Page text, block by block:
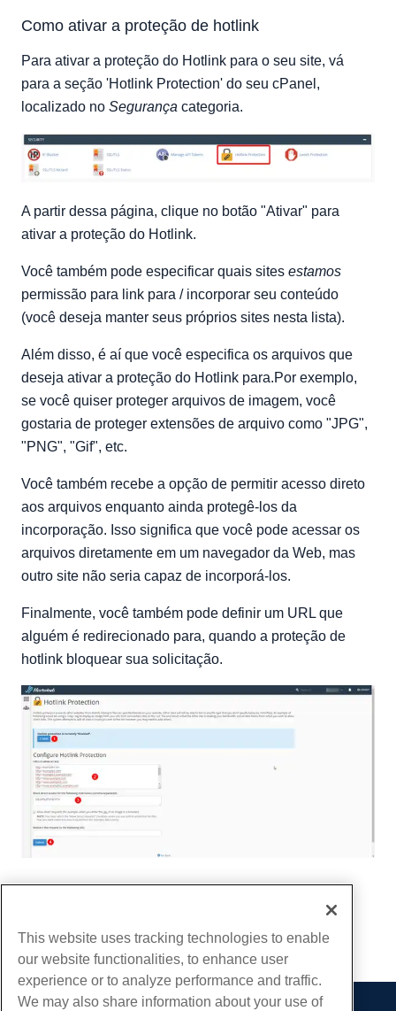
Como ativar a proteção de hotlink
Para ativar a proteção do Hotlink para o seu site, vá
para a seção 'Hotlink Protection' do seu cPanel,
localizado no Segurança categoria.
A partir dessa página, clique no botão "Ativar" para
ativar a proteção do Hotlink.
Você também pode especificar quais sites estamos
permissão para link para / incorporar seu conteúdo
(você deseja manter seus próprios sites nesta lista).
Além disso, é aí que você especifica os arquivos que
deseja ativar a proteção do Hotlink para.Por exemplo,
se você quiser proteger arquivos de imagem, você
gostaria de proteger extensões de arquivo como "JPG",
"PNG", "Gif", etc.
Você também recebe a opção de permitir acesso direto
aos arquivos enquanto ainda protegê-los da
incorporação. Isso significa que você pode acessar os
arquivos diretamente em um navegador da Web, mas
outro site não seria capaz de incorporá-los.
Finalmente, você também pode definir um URL que
alguém é redirecionado para, quando a proteção de
hotlink bloquear sua solicitação.
cópia de URL
This website uses tracking technologies to enable
our website functionalities, to enhance user
experience or to analyze performance and traffic.
We may also share information about your use of